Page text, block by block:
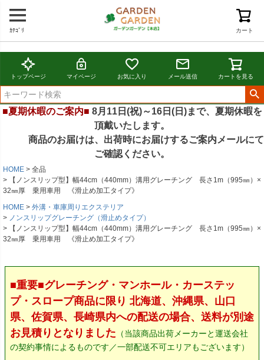
カート
ｶﾃｺﾞﾘ
トップページ マイページ お気に入り メール送信 カートを見る
■夏期休暇のご案内■ 8月11日(祝)～16日(日)まで、夏期休暇を
頂戴いたします。
商品のお届けは、出荷時にお届けするご案内メールにて
ご確認ください。
HOME
全品
【ノンスリップ型】幅44cm（440mm）溝用グレーチング 長さ1m（995㎜）×
32㎜厚 乗用車用 《滑止め加工タイプ》
HOME
外溝・車庫周りエクステリア
ノンスリップグレーチング（滑止めタイプ）
【ノンスリップ型】幅44cm（440mm）溝用グレーチング 長さ1m（995㎜）×
32㎜厚 乗用車用 《滑止め加工タイプ》
■重要■グレーチング・マンホール・カーステッ
プ・スロープ商品に限り 北海道、沖縄県、山口
県、佐賀県、長崎県内への配送の場合、送料が別途
お見積りとなりました （当該商品出荷メーカーと運送会社
の契約事情によるものです／一部配送不可エリアもございます）